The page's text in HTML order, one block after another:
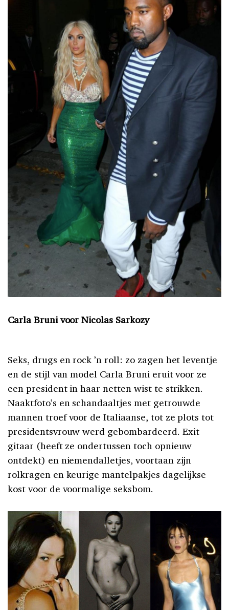
Carla Bruni voor Nicolas Sarkozy
Seks, drugs en rock ’n roll: zo zagen het leventje
en de stijl van model Carla Bruni eruit voor ze
een president in haar netten wist te strikken.
Naaktfoto’s en schandaaltjes met getrouwde
mannen troef voor de Italiaanse, tot ze plots tot
presidentsvrouw werd gebombardeerd. Exit
gitaar (heeft ze ondertussen toch opnieuw
ontdekt) en niemendalletjes, voortaan zijn
rolkragen en keurige mantelpakjes dagelijkse
kost voor de voormalige seksbom.